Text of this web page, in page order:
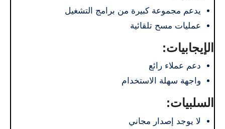
يدعم مجموعة كبيرة من برامج التشغيل
عمليات مسح تلقائية
الإيجابيات:
دعم عملاء رائع
واجهة سهلة الاستخدام
السلبيات:
لا يوجد إصدار مجاني